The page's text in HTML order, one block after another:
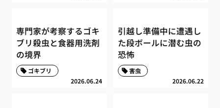
専門家が考察するゴキ
ブリ殺虫と食器用洗剤
の境界
2026.06.24
ゴキブリ
引越し準備中に遭遇し
た段ボールに潜む虫の
恐怖
2026.06.22
害虫